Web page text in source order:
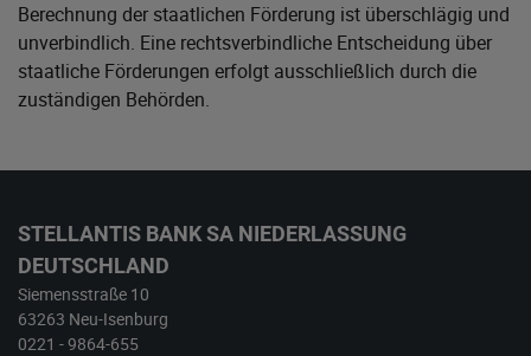
Berechnung der staatlichen Förderung ist überschlägig und
unverbindlich. Eine rechtsverbindliche Entscheidung über
staatliche Förderungen erfolgt ausschließlich durch die
zuständigen Behörden.
STELLANTIS BANK SA NIEDERLASSUNG
DEUTSCHLAND
Siemensstraße 10
63263 Neu-Isenburg
0221 - 9864-655